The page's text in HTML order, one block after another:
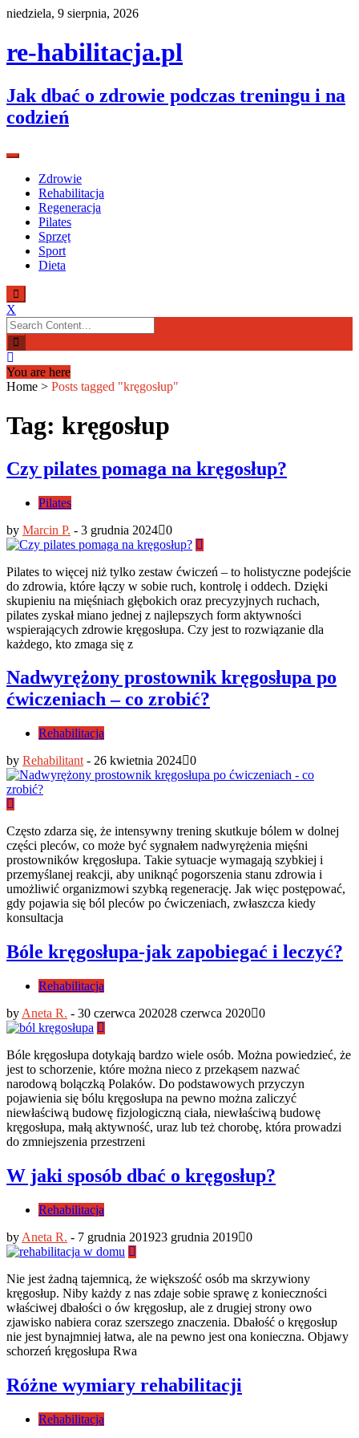
Skip
content
niedziela, 9 sierpnia, 2026
re-habilitacja.pl
Jak dbać o zdrowie podczas treningu i na
codzień
Zdrowie
Rehabilitacja
Regeneracja
Pilates
Sprzęt
Sport
Dieta
X
Search
for:
You are here
Home > Posts tagged "kręgosłup"
Tag: kręgosłup
Czy pilates pomaga na kręgosłup?
Pilates
by Marcin P. - 3 grudnia 2024 0
Pilates to więcej niż tylko zestaw ćwiczeń – to holistyczne podejście
do zdrowia, które łączy w sobie ruch, kontrolę i oddech. Dzięki
skupieniu na mięśniach głębokich oraz precyzyjnych ruchach,
pilates zyskał miano jednej z najlepszych form aktywności
wspierających zdrowie kręgosłupa. Czy jest to rozwiązanie dla
każdego, kto zmaga się z
Nadwyrężony prostownik kręgosłupa po
ćwiczeniach – co zrobić?
Rehabilitacja
by Rehabilitant - 26 kwietnia 2024 0
Często zdarza się, że intensywny trening skutkuje bólem w dolnej
części pleców, co może być sygnałem nadwyrężenia mięśni
prostowników kręgosłupa. Takie sytuacje wymagają szybkiej i
przemyślanej reakcji, aby uniknąć pogorszenia stanu zdrowia i
umożliwić organizmowi szybką regenerację. Jak więc postępować,
gdy pojawia się ból pleców po ćwiczeniach, zwłaszcza kiedy
konsultacja
Bóle kręgosłupa-jak zapobiegać i leczyć?
Rehabilitacja
by Aneta R. - 30 czerwca 202028 czerwca 2020 0
Bóle kręgosłupa dotykają bardzo wiele osób. Można powiedzieć, że
jest to schorzenie, które można nieco z przekąsem nazwać
narodową bolączką Polaków. Do podstawowych przyczyn
pojawienia się bólu kręgosłupa na pewno można zaliczyć
niewłaściwą budowę fizjologiczną ciała, niewłaściwą budowę
kręgosłupa, małą aktywność, uraz lub też chorobę, która prowadzi
do zmniejszenia przestrzeni
W jaki sposób dbać o kręgosłup?
Rehabilitacja
by Aneta R. - 7 grudnia 201923 grudnia 2019 0
Nie jest żadną tajemnicą, że większość osób ma skrzywiony
kręgosłup. Niby każdy z nas zdaje sobie sprawę z konieczności
właściwej dbałości o ów kręgosłup, ale z drugiej strony owo
zjawisko nabiera coraz szerszego znaczenia. Dbałość o kręgosłup
nie jest bynajmniej łatwa, ale na pewno jest ona konieczna. Objawy
schorzeń kręgosłupa Rwa
Różne wymiary rehabilitacji
Rehabilitacja